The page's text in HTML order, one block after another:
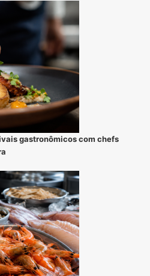
gastronômicos com chefs